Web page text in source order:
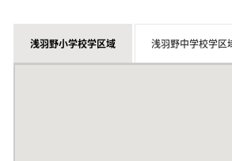
浅羽野小学校学区域 浅羽野中学校学区